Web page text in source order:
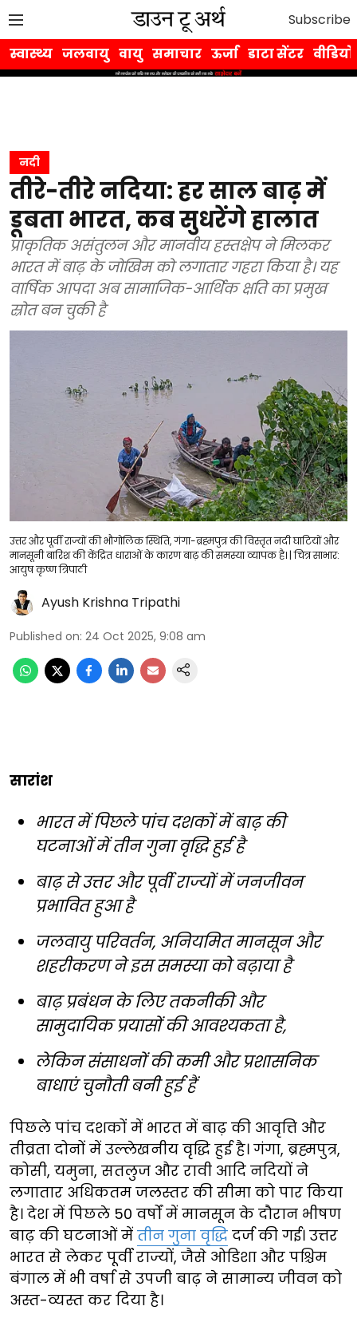
Subscribe
स्वास्थ्य जलवायु वायु समाचार ऊर्जा डाटा सेंटर वीडियो
नदी
तीरे-तीरे नदिया: हर साल बाढ़ में
डूबता भारत, कब सुधरेंगे हालात
प्राकृतिक असंतुलन और मानवीय हस्तक्षेप ने मिलकर
भारत में बाढ़ के जोखिम को लगातार गहरा किया है। यह
वार्षिक आपदा अब सामाजिक-आर्थिक क्षति का प्रमुख
स्रोत बन चुकी है
उत्तर और पूर्वी राज्यों की भौगोलिक स्थिति, गंगा-ब्रह्मपुत्र की विस्तृत नदी घाटियों और
मानसूनी बारिश की केंद्रित धाराओं के कारण बाढ़ की समस्या व्यापक है। | चित्र साभार:
आयुष कृष्ण त्रिपाठी​
Ayush Krishna Tripathi
Published on: 24 Oct 2025, 9:08 am
सारांश
भारत में पिछले पांच दशकों में बाढ़ की
घटनाओं में तीन गुना वृद्धि हुई है
बाढ़ से उत्तर और पूर्वी राज्यों में जनजीवन
प्रभावित हुआ है
जलवायु परिवर्तन, अनियमित मानसून और
शहरीकरण ने इस समस्या को बढ़ाया है
बाढ़ प्रबंधन के लिए तकनीकी और
सामुदायिक प्रयासों की आवश्यकता है,
लेकिन संसाधनों की कमी और प्रशासनिक
बाधाएं चुनौती बनी हुई हैं
​​पिछले पांच दशकों में भारत में बाढ़ की आवृत्ति और
तीव्रता दोनों में उल्लेखनीय वृद्धि हुई है। गंगा, ब्रह्मपुत्र,
कोसी, यमुना, सतलुज और रावी आदि नदियों ने
लगातार ​​अधिकतम जलस्तर की सीमा को ​​​पार किया
है। देश में पिछले 50 वर्षों में मानसून के दौरान भीषण
बाढ़ की घटनाओं में ​ तीन गुना वृद्धि ​दर्ज की गई। उत्तर
भारत से लेकर पूर्वी राज्यों,​​​ जैसे ओडिशा और पश्चिम
बंगाल में भी वर्षा से उपजी बाढ़ ने सामान्य जीवन को
अस्त-व्यस्त कर दिया है।